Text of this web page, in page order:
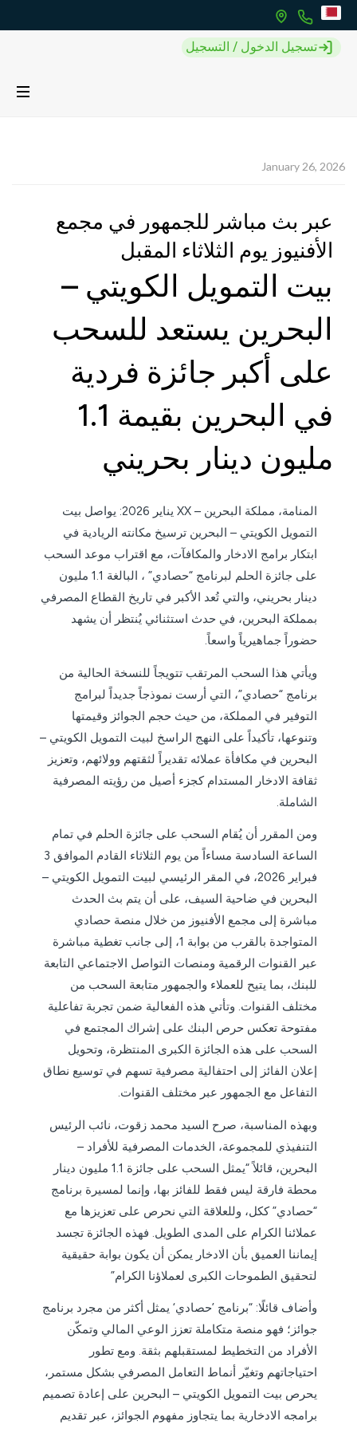
تسجيل الدخول / التسجيل
January 26, 2026
عبر بث مباشر للجمهور في مجمع
الأفنيوز يوم الثلاثاء المقبل
بيت التمويل الكويتي –
البحرين يستعد للسحب
على أكبر جائزة فردية
في البحرين بقيمة 1.1
مليون دينار بحريني
المنامة، مملكة البحرين – XX يناير 2026: يواصل بيت
التمويل الكويتي – البحرين ترسيخ مكانته الريادية في
ابتكار برامج الادخار والمكافآت، مع اقتراب موعد السحب
على جائزة الحلم لبرنامج “حصادي” ، البالغة 1.1 مليون
دينار بحريني، والتي تُعد الأكبر في تاريخ القطاع المصرفي
بمملكة البحرين، في حدث استثنائي يُنتظر أن يشهد
حضوراً جماهيرياً واسعاً.
ويأتي هذا السحب المرتقب تتويجاً للنسخة الحالية من
برنامج “حصادي”، التي أرست نموذجاً جديداً لبرامج
التوفير في المملكة، من حيث حجم الجوائز وقيمتها
وتنوعها، تأكيداً على النهج الراسخ لبيت التمويل الكويتي –
البحرين في مكافأة عملائه تقديراً لثقتهم وولائهم، وتعزيز
ثقافة الادخار المستدام كجزء أصيل من رؤيته المصرفية
الشاملة.
ومن المقرر أن يُقام السحب على جائزة الحلم في تمام
الساعة السادسة مساءاً من يوم الثلاثاء القادم الموافق 3
فبراير 2026، في المقر الرئيسي لبيت التمويل الكويتي –
البحرين في ضاحية السيف، على أن يتم بث الحدث
مباشرة إلى مجمع الأفنيوز من خلال منصة حصادي
المتواجدة بالقرب من بوابة 1، إلى جانب تغطية مباشرة
عبر القنوات الرقمية ومنصات التواصل الاجتماعي التابعة
للبنك، بما يتيح للعملاء والجمهور متابعة السحب من
مختلف القنوات. وتأتي هذه الفعالية ضمن تجربة تفاعلية
مفتوحة تعكس حرص البنك على إشراك المجتمع في
السحب على هذه الجائزة الكبرى المنتظرة، وتحويل
إعلان الفائز إلى احتفالية مصرفية تسهم في توسيع نطاق
التفاعل مع الجمهور عبر مختلف القنوات.
وبهذه المناسبة، صرح السيد محمد زقوت، نائب الرئيس
التنفيذي للمجموعة، الخدمات المصرفية للأفراد –
البحرين، قائلاً “يمثل السحب على جائزة 1.1 مليون دينار
محطة فارقة ليس فقط للفائز بها، وإنما لمسيرة برنامج
“حصادي” ككل، وللعلاقة التي نحرص على تعزيزها مع
عملائنا الكرام على المدى الطويل. فهذه الجائزة تجسد
إيماننا العميق بأن الادخار يمكن أن يكون بوابة حقيقية
لتحقيق الطموحات الكبرى لعملاؤنا الكرام”
وأضاف قائلًا: “برنامج ’حصادي‘ يمثل أكثر من مجرد برنامج
جوائز؛ فهو منصة متكاملة تعزز الوعي المالي وتمكّن
الأفراد من التخطيط لمستقبلهم بثقة. ومع تطور
احتياجاتهم وتغيّر أنماط التعامل المصرفي بشكل مستمر،
يحرص بيت التمويل الكويتي – البحرين على إعادة تصميم
برامجه الادخارية بما يتجاوز مفهوم الجوائز، عبر تقديم